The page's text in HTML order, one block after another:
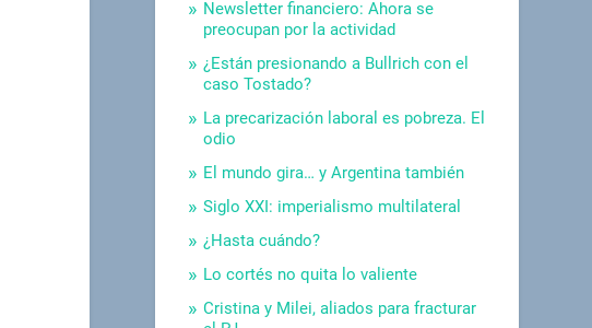
Newsletter financiero: Ahora se
preocupan por la actividad
¿Están presionando a Bullrich con el
caso Tostado?
La precarización laboral es pobreza. El
odio
El mundo gira… y Argentina también
Siglo XXI: imperialismo multilateral
¿Hasta cuándo?
Lo cortés no quita lo valiente
Cristina y Milei, aliados para fracturar